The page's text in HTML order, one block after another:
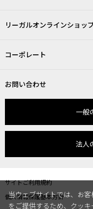
リーガルオンラインショッ
コーポレート
お問い合わせ
一般
法人
サイトご利用規約
個人情報保護基本方針
当ウェブサイトでは、お
をご提供するため、クッキ